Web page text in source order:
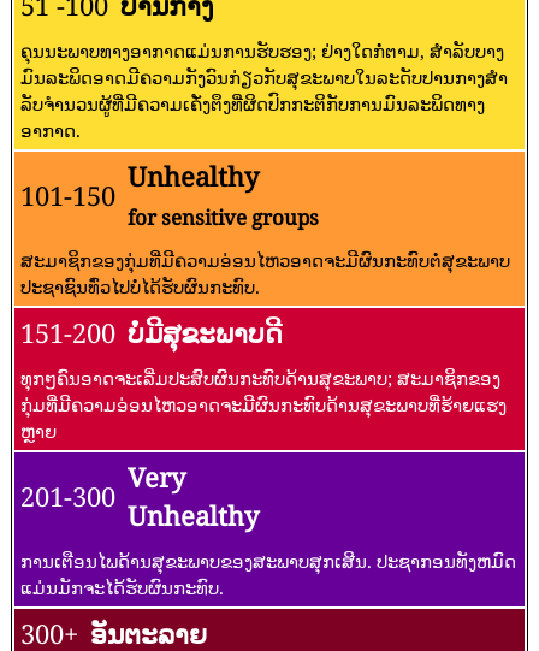
ຄຸນນະພາບທາງອາກາດແມ່ນການຮັບຮອງ; ຢ່າງໃດກໍ່ຕາມ, ສໍາລັບບາງ
ມົນລະພິດອາດມີຄວາມກັງວົນກ່ຽວກັບສຸຂະພາບໃນລະດັບປານກາງສໍາ
ລັບຈໍານວນຜູ້ທີ່ມີຄວາມເຄັ່ງຕຶງທີ່ຜິດປົກກະຕິກັບການມົນລະພິດທາງ
ອາກາດ.
101-150
Unhealthy
for sensitive groups
ສະມາຊິກຂອງກຸ່ມທີ່ມີຄວາມອ່ອນໄຫວອາດຈະມີຜົນກະທົບຕໍ່ສຸຂະພາບ
ປະຊາຊົນທົ່ວໄປບໍ່ໄດ້ຮັບຜົນກະທົບ.
151-200 ບໍ່ມີສຸຂະພາບດີ
ທຸກໆຄົນອາດຈະເລີ່ມປະສົບຜົນກະທົບດ້ານສຸຂະພາບ; ສະມາຊິກຂອງ
ກຸ່ມທີ່ມີຄວາມອ່ອນໄຫວອາດຈະມີຜົນກະທົບດ້ານສຸຂະພາບທີ່ຮ້າຍແຮງ
ຫຼາຍ
201-300
Very
Unhealthy
ການເຕືອນໄພດ້ານສຸຂະພາບຂອງສະພາບສຸກເສີນ. ປະຊາກອນທັງຫມົດ
ແມ່ນມັກຈະໄດ້ຮັບຜົນກະທົບ.
300+ ອັນຕະລາຍ